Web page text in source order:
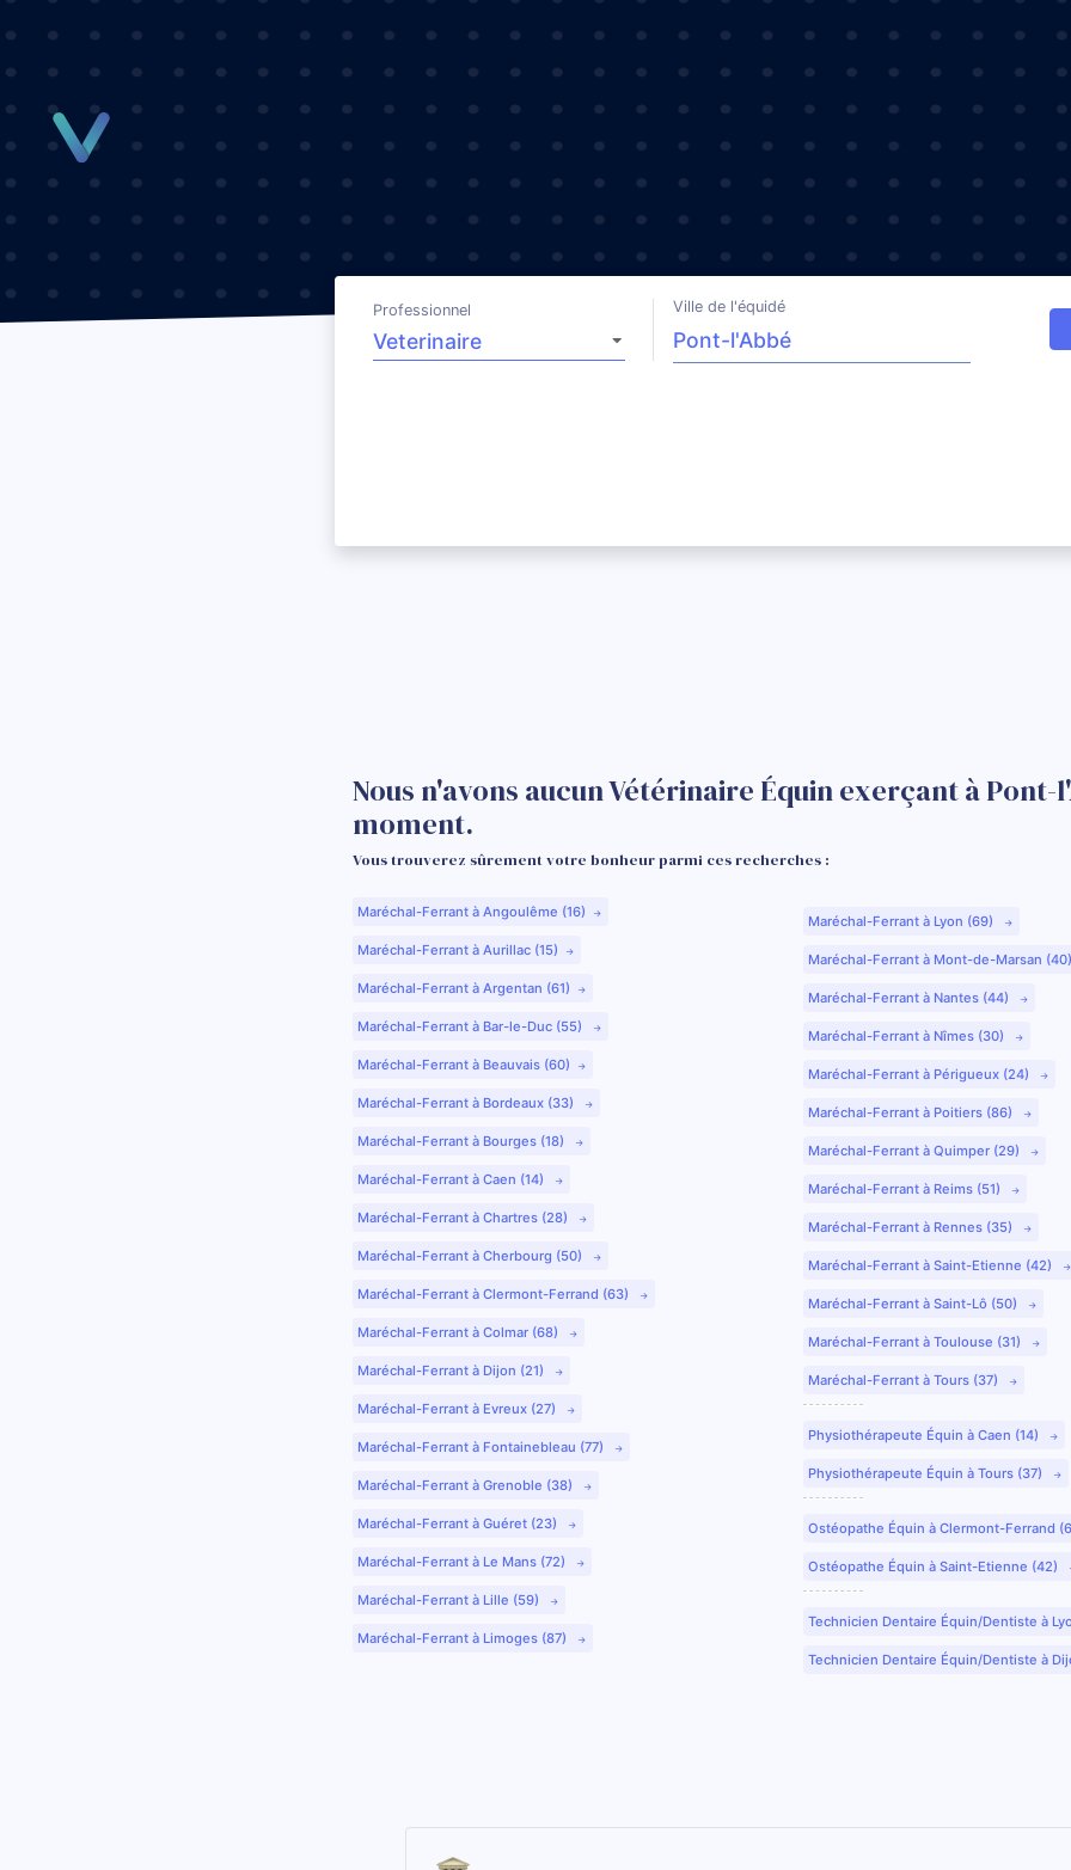
Professionnel Ville de l'équidé
Nous n'avons aucun Vétérinaire Équin exerçant à Pont-
moment.
Vous trouverez sûrement votre bonheur parmi ces recherches :
Maréchal-Ferrant à Angoulême (16)
Maréchal-Ferrant à Aurillac (15)
Maréchal-Ferrant à Argentan (61)
Maréchal-Ferrant à Bar-le-Duc (55)
Maréchal-Ferrant à Beauvais (60)
Maréchal-Ferrant à Bordeaux (33)
Maréchal-Ferrant à Bourges (18)
Maréchal-Ferrant à Caen (14)
Maréchal-Ferrant à Chartres (28)
Maréchal-Ferrant à Cherbourg (50)
Maréchal-Ferrant à Clermont-Ferrand (63)
Maréchal-Ferrant à Colmar (68)
Maréchal-Ferrant à Dijon (21)
Maréchal-Ferrant à Evreux (27)
Maréchal-Ferrant à Fontainebleau (77)
Maréchal-Ferrant à Grenoble (38)
Maréchal-Ferrant à Guéret (23)
Maréchal-Ferrant à Le Mans (72)
Maréchal-Ferrant à Lille (59)
Maréchal-Ferrant à Limoges (87)
Maréchal-Ferrant à Lyon (69)
Maréchal-Ferrant à Mont-de-Marsan
Maréchal-Ferrant à Nantes (44)
Maréchal-Ferrant à Nîmes (30)
Maréchal-Ferrant à Périgueux (24)
Maréchal-Ferrant à Poitiers (86)
Maréchal-Ferrant à Quimper (29)
Maréchal-Ferrant à Reims (51)
Maréchal-Ferrant à Rennes (35)
Maréchal-Ferrant à Saint-Etienne (42)
Maréchal-Ferrant à Saint-Lô (50)
Maréchal-Ferrant à Toulouse (31)
Maréchal-Ferrant à Tours (37)
Physiothérapeute Équin à Caen (14)
Physiothérapeute Équin à Tours (37)
Ostéopathe Équin à Clermont-Ferrand
Ostéopathe Équin à Saint-Etienne (42)
Technicien Dentaire Équin/Dentiste à
Technicien Dentaire Équin/Dentiste à